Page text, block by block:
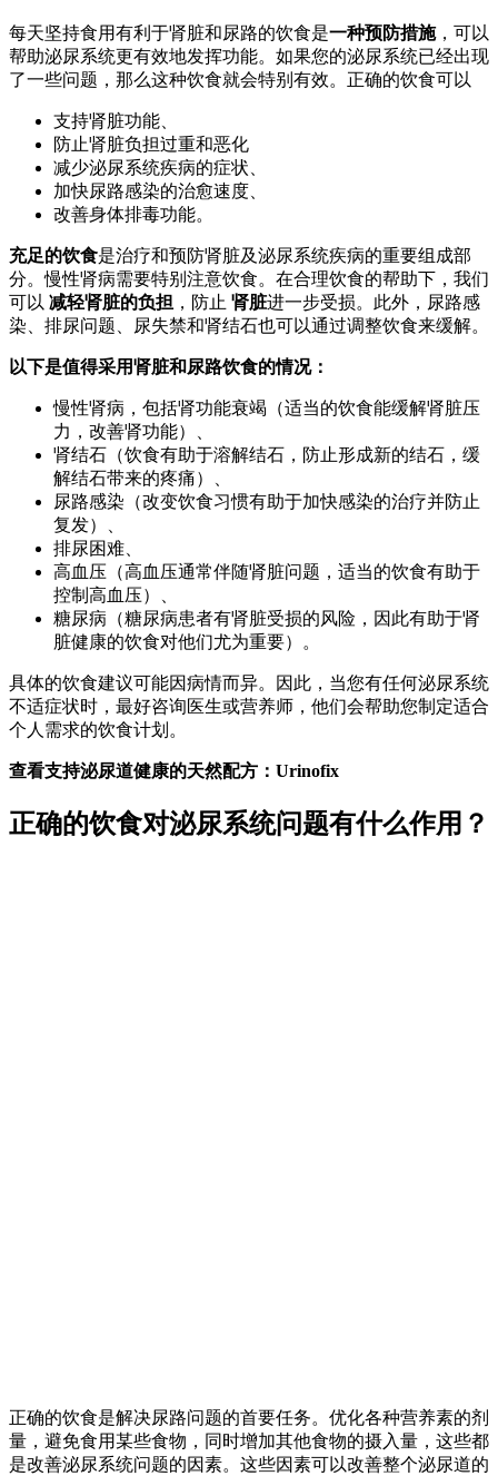
每天坚持食用有利于肾脏和尿路的饮食是一种预防措施，可以
帮助泌尿系统更有效地发挥功能。如果您的泌尿系统已经出现
了一些问题，那么这种饮食就会特别有效。正确的饮食可以
支持肾脏功能、
防止肾脏负担过重和恶化
减少泌尿系统疾病的症状、
加快尿路感染的治愈速度、
改善身体排毒功能。
充足的饮食是治疗和预防肾脏及泌尿系统疾病的重要组成部
分。慢性肾病需要特别注意饮食。在合理饮食的帮助下，我们
可以 减轻肾脏的负担 ，防止 肾脏进一步受损。此外，尿路感
染、排尿问题、尿失禁和肾结石也可以通过调整饮食来缓解。
以下是值得采用肾脏和尿路饮食的情况：
慢性肾病，包括肾功能衰竭（适当的饮食能缓解肾脏压
力，改善肾功能）、
肾结石（饮食有助于溶解结石，防止形成新的结石，缓
解结石带来的疼痛）、
尿路感染（改变饮食习惯有助于加快感染的治疗并防止
复发）、
排尿困难、
高血压（高血压通常伴随肾脏问题，适当的饮食有助于
控制高血压）、
糖尿病（糖尿病患者有肾脏受损的风险，因此有助于肾
脏健康的饮食对他们尤为重要）。
具体的饮食建议可能因病情而异。因此，当您有任何泌尿系统
不适症状时，最好咨询医生或营养师，他们会帮助您制定适合
个人需求的饮食计划。
查看支持泌尿道健康的天然配方：Urinofix
正确的饮食对泌尿系统问题有什么作用？
正确的饮食是解决尿路问题的首要任务。优化各种营养素的剂
量，避免食用某些食物，同时增加其他食物的摄入量，这些都
是改善泌尿系统问题的因素。这些因素可以改善整个泌尿道的